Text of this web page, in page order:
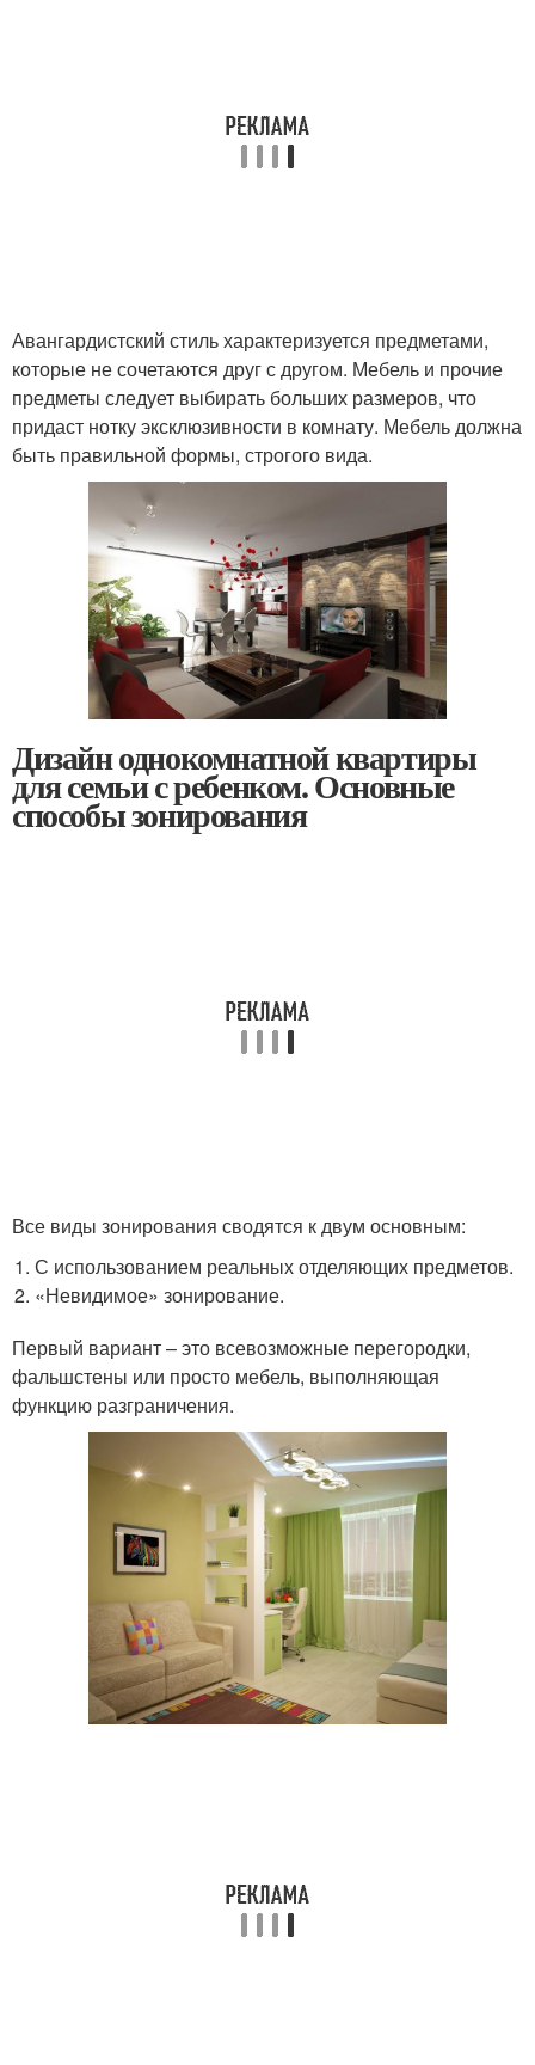
Авангардистский стиль характеризуется предметами,
которые не сочетаются друг с другом. Мебель и прочие
предметы следует выбирать больших размеров, что
придаст нотку эксклюзивности в комнату. Мебель должна
быть правильной формы, строгого вида.
Дизайн однокомнатной квартиры
для семьи с ребенком. Основные
способы зонирования
Все виды зонирования сводятся к двум основным:
С использованием реальных отделяющих предметов.
«Невидимое» зонирование.
Первый вариант – это всевозможные перегородки,
фальшстены или просто мебель, выполняющая
функцию разграничения.